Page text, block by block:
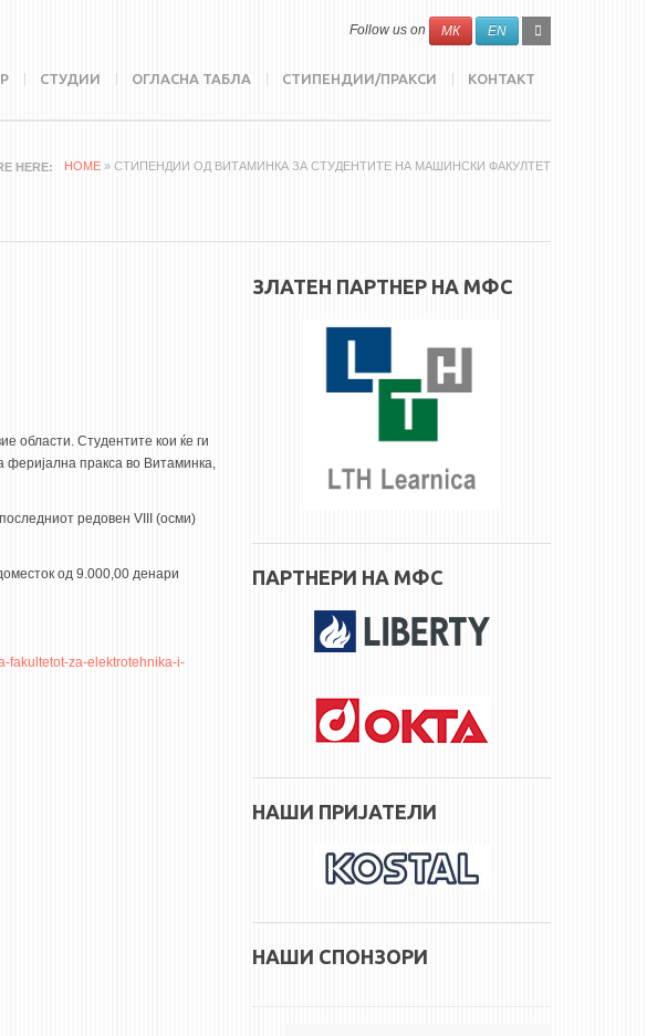
SEARCH
FORM
Search
Follow us on МК EN
СТУДИИ ОГЛАСНА ТАБЛА СТИПЕНДИИ/ПРАКСИ КОНТАКТ
HERE HOME » СТИПЕНДИИ ОД ВИТАМИНКА ЗА СТУДЕНТИТЕ НА МАШИНСКИ ФАКУЛТЕТ
области. Студентите кои ќе ги
феријална пракса во Витаминка,
редовен VIII (осми)
од 9.000,00 денари
fakultetot-za-elektrotehnika-i-
ЗЛАТЕН ПАРТНЕР НА МФС
ПАРТНЕРИ НА МФС
НАШИ ПРИЈАТЕЛИ
НАШИ СПОНЗОРИ